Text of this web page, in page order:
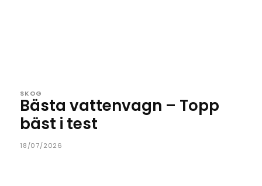
SKOG
Bästa vattenvagn – Topp
bäst i test
18/07/2026